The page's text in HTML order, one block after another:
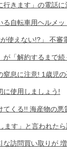
行きます」の電話に
る自転車用ヘルメ
が使えない!?」 不審
が「解約するまで
窒息に注意! 1歳児
に使用しましょう!
てくる!! 海産物の悪
ます」と言われた
な訪問買い取りが